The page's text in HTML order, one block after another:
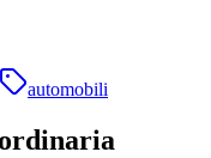
automobili